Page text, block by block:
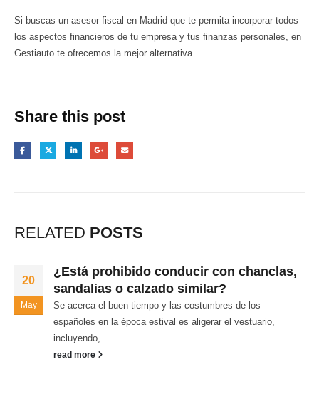
Si buscas un asesor fiscal en Madrid que te permita incorporar todos
los aspectos financieros de tu empresa y tus finanzas personales, en
Gestiauto te ofrecemos la mejor alternativa.
Share this post
RELATED POSTS
20
May
¿Está prohibido conducir con chanclas,
sandalias o calzado similar?
Se acerca el buen tiempo y las costumbres de los
españoles en la época estival es aligerar el vestuario,
incluyendo,...
read more